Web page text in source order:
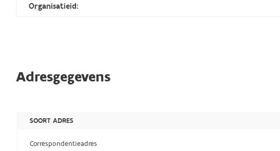
Organisatieid:
Adresgegevens
SOORT ADRES
Correspondentieadres